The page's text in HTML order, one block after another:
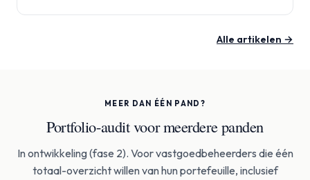
Alle artikelen →
MEER DAN ÉÉN PAND?
Portfolio-audit voor meerdere panden
In ontwikkeling (fase 2). Voor vastgoedbeheerders die één
totaal-overzicht willen van hun portefeuille, inclusief